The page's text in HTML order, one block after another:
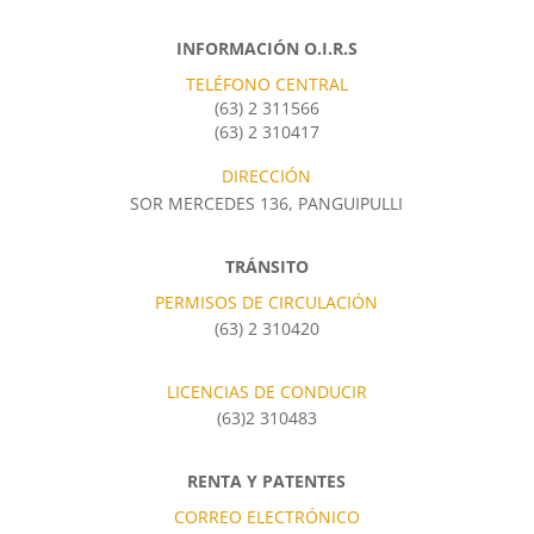
INFORMACIÓN O.I.R.S
TELÉFONO CENTRAL
(63) 2 311566
(63) 2 310417
DIRECCIÓN
SOR MERCEDES 136, PANGUIPULLI
TRÁNSITO
PERMISOS DE CIRCULACIÓN
(63) 2 310420
LICENCIAS DE CONDUCIR
(63)2 310483
RENTA Y PATENTES
CORREO ELECTRÓNICO